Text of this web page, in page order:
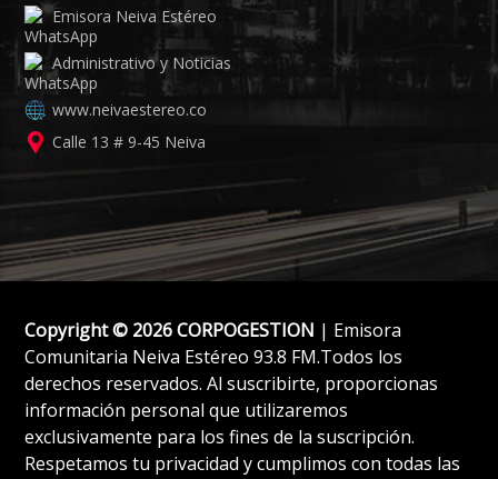
Emisora Neiva Estéreo
Administrativo y Noticias
www.neivaestereo.co
Calle 13 # 9-45 Neiva
Copyright © 2026 CORPOGESTION | Emisora
Comunitaria Neiva Estéreo 93.8 FM.Todos los
derechos reservados. Al suscribirte, proporcionas
información personal que utilizaremos
exclusivamente para los fines de la suscripción.
Respetamos tu privacidad y cumplimos con todas las